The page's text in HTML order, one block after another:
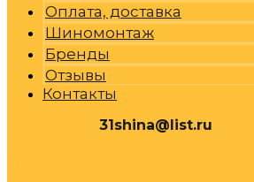
Оплата, доставка
Шиномонтаж
Бренды
Отзывы
Контакты
31shina@list.ru